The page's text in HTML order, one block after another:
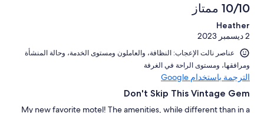
10/10 ممتاز
Heather
2 ديسمبر 2023
عناصر نالت الإعجاب: ⁦النظافة⁩، و⁦العاملون ومستوى الخدمة⁩، و⁦حالة المنشأة
ومرافقها⁩، و⁦مستوى الراحة في الغرفة⁩
الترجمة باستخدام Google
Don't Skip This Vintage Gem
My new favorite motel! The amenities, while different than in a